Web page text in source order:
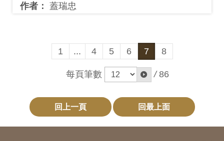
作者： 蓋瑞忠
1 ... 4 5 6 7 8
每頁筆數 / 86
回上一頁 回最上面